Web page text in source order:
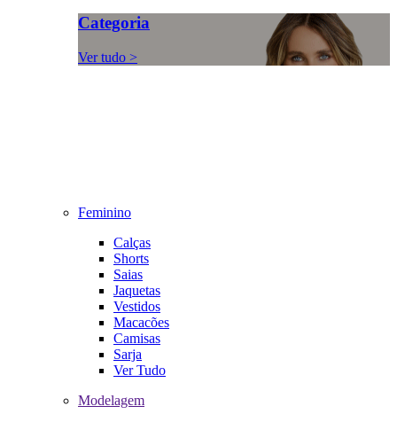
Categoria
Ver tudo >
Feminino
Calças
Shorts
Saias
Jaquetas
Vestidos
Macacões
Camisas
Sarja
Ver Tudo
Modelagem